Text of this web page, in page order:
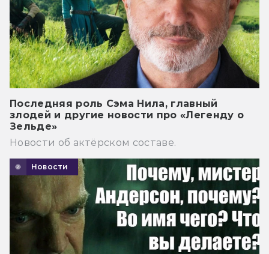
Последняя роль Сэма Нила, главный
злодей и другие новости про «Легенду о
Зельде»
Новости об актёрском составе.
Новости